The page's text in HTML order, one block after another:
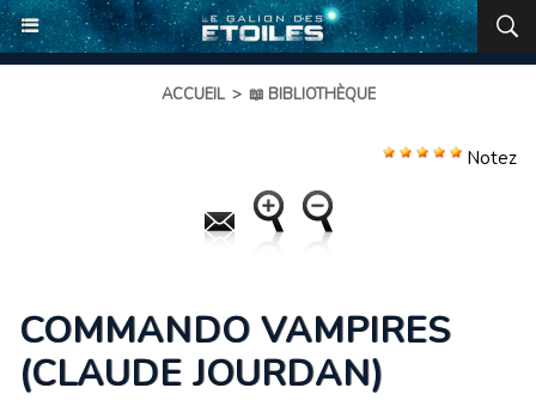
ACCUEIL > 📖 BIBLIOTHÈQUE
Notez
COMMANDO VAMPIRES
(CLAUDE JOURDAN)